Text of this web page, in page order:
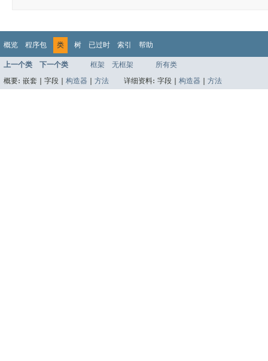
概览 程序包 类 树 已过时 索引 帮助
上一个类 下一个类 框架 无框架
所有类
概要: 嵌套 | 字段 | 构造器 方法 详细资料: 字段 | 构造器 方法